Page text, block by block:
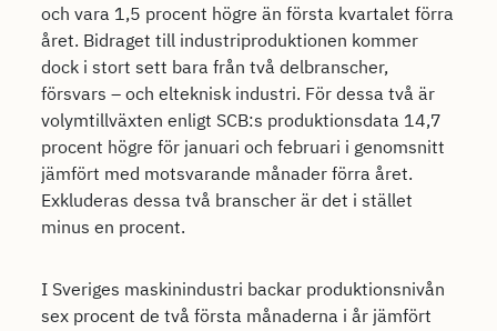
och vara 1,5 procent högre än första kvartalet förra
året. Bidraget till industriproduktionen kommer
dock i stort sett bara från två delbranscher,
försvars – och elteknisk industri. För dessa två är
volymtillväxten enligt SCB:s produktionsdata 14,7
procent högre för januari och februari i genomsnitt
jämfört med motsvarande månader förra året.
Exkluderas dessa två branscher är det i stället
minus en procent.
I Sveriges maskinindustri backar produktionsnivån
sex procent de två första månaderna i år jämfört